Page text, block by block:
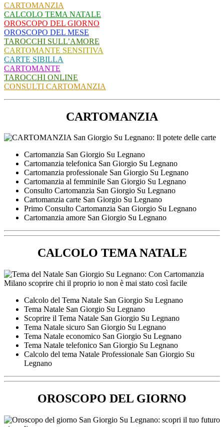
CARTOMANZIA
CALCOLO TEMA NATALE
OROSCOPO DEL GIORNO
OROSCOPO DEL MESE
TAROCCHI SULL’AMORE
CARTOMANTE SENSITIVA
CARTE SIBILLA
CARTOMANTE
TAROCCHI ONLINE
CONSULTI CARTOMANZIA
CARTOMANZIA
Cartomanzia San Giorgio Su Legnano
Cartomanzia telefonica San Giorgio Su Legnano
Cartomanzia professionale San Giorgio Su Legnano
Cartomanzia al femminile San Giorgio Su Legnano
Consulto Cartomanzia San Giorgio Su Legnano
Cartomanzia carte San Giorgio Su Legnano
Primo Consulto Cartomanzia San Giorgio Su Legnano
Cartomanzia amore San Giorgio Su Legnano
CALCOLO TEMA NATALE
Calcolo del Tema Natale San Giorgio Su Legnano
Tema Natale San Giorgio Su Legnano
Scoprire il Tema Natale San Giorgio Su Legnano
Tema Natale sicuro San Giorgio Su Legnano
Tema Natale economico San Giorgio Su Legnano
Tema Natale telefonico San Giorgio Su Legnano
Calcolo del tema Natale Professionale San Giorgio Su
Legnano
OROSCOPO DEL GIORNO